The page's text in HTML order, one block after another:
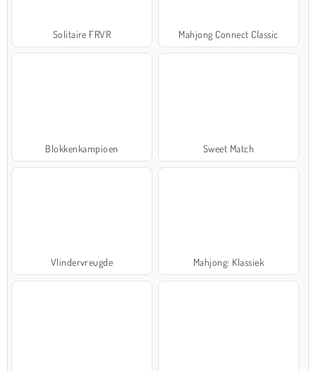
Solitaire FRVR Mahjong Connect Classic
Blokkenkampioen Sweet Match
Vlindervreugde Mahjong: Klassiek